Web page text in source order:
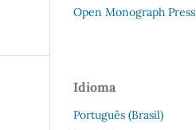
Open Monograph Press
Idioma
Português (Brasil)